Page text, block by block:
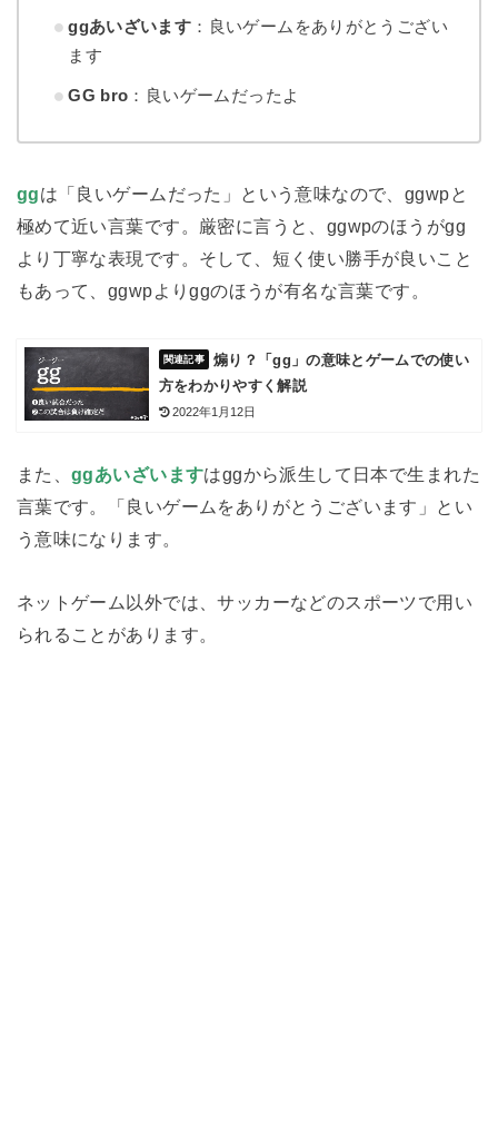
ggあいざいます ：良いゲームをありがとうござい
ます
GG bro ：良いゲームだったよ
ggは「良いゲームだった」という意味なので、ggwpと
極めて近い言葉です。厳密に言うと、ggwpのほうがgg
より丁寧な表現です。そして、短く使い勝手が良いこと
もあって、ggwpよりggのほうが有名な言葉です。
煽り？「gg」の意味とゲームでの使い
方をわかりやすく解説
2022年1月12日
また、ggあいざいますはggから派生して日本で生まれた
言葉です。「良いゲームをありがとうございます」とい
う意味になります。
ネットゲーム以外では、サッカーなどのスポーツで用い
られることがあります。